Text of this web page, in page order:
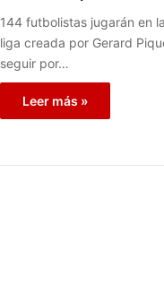
144 futbolistas jugarán en
liga creada por Gerard
seguir por…
Leer más »